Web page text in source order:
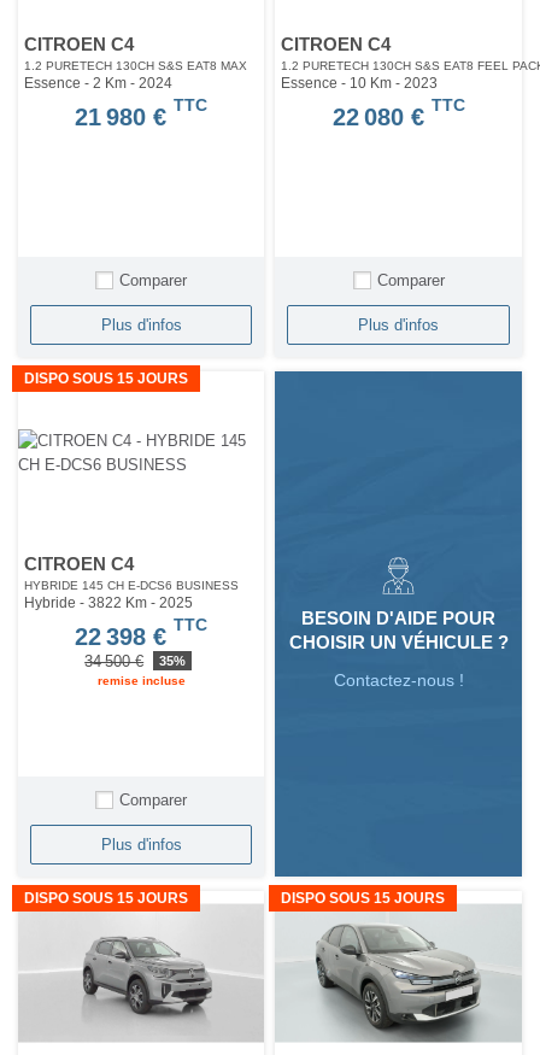
CITROEN C4
1.2 PURETECH 130CH S&S EAT8 MAX
Essence - 2 Km - 2024
21 980 € TTC
Comparer
Plus d'infos
CITROEN C4
1.2 PURETECH 130CH S&S EAT8 FEEL
Essence - 10 Km- 2023
22 080 € TTC
Comparer
Plus d'infos
DISPO SOUS 15 JOURS
CITROEN C4
HYBRIDE 145 CH E-DCS6 BUSINESS
Hybride - 3822 Km - 2025
22 398 € TTC
34 500 € 35%
remise incluse
Comparer
Plus d'infos
BESOIN D'AIDE POUR
CHOISIR UN VÉHICULE ?
Contactez-nous !
DISPO SOUS 15 JOURS DISPO SOUS 15 JOURS